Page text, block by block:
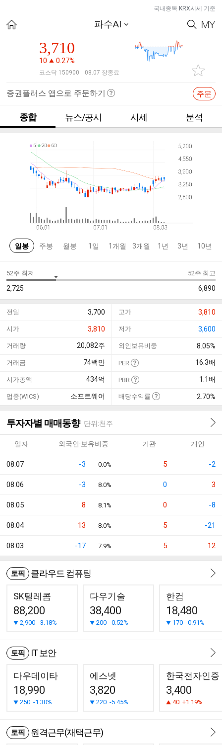
국내종목 KRX시세 기준
파수AI
3,710
10 0.27%
코스닥 150900 08.07 장종료
증권플러스 앱으로 주문하기 주문
종합 뉴스/공시 시세 분석
일봉 주봉 월봉 1일 1개월 3개월 1년 3년 10년
52주 최저
2,725
52주 최고
6,890
전일 3,700 고가 3,810
시가 3,810 저가 3,600
거래량 20,082주 외인보유비중 8.05%
거래금 74백만 PER 16.3배
시가총액 434억 PBR 1.1배
업종(WICS) 소프트웨어 배당수익률 2.70%
투자자별 매매동향 단위:천주
일자 외국인·보유비중 기관 개인
08.07 -3 0.0% 5 -2
08.06 -3 8.0% 0 3
08.05 8 8.1% 0 -8
08.04 13 8.0% 5 -21
08.03 -17 7.9% 5 12
토픽 클라우드 컴퓨팅
SK텔레콤
88,200
2,900 -3.18%
다우기술
38,400
200 -0.52%
한컴
18,480
170 -0.91%
토픽 IT 보안
다우데이타
18,990
250 -1.30%
에스넷
3,820
220 -5.45%
한국전자인증
3,400
40 +1.19%
토픽 원격근무(재택근무)